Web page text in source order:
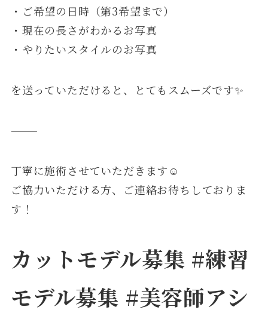
・ご希望の日時（第3希望まで）
・現在の長さがわかるお写真
・やりたいスタイルのお写真
を送っていただけると、とてもスムーズです✨
⸻
丁寧に施術させていただきます☺️
ご協力いただける方、ご連絡お待ちしておりま
す！
カットモデル募集 #練習
モデル募集 #美容師アシ